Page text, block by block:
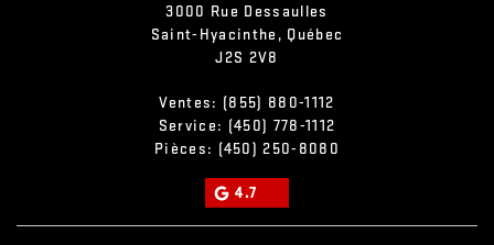
3000 Rue Dessaulles
Saint-Hyacinthe , Québec
J2S 2V8
Ventes: (855) 880-1112
Service: (450) 778-1112
Pièces: (450) 250-8080
4.7